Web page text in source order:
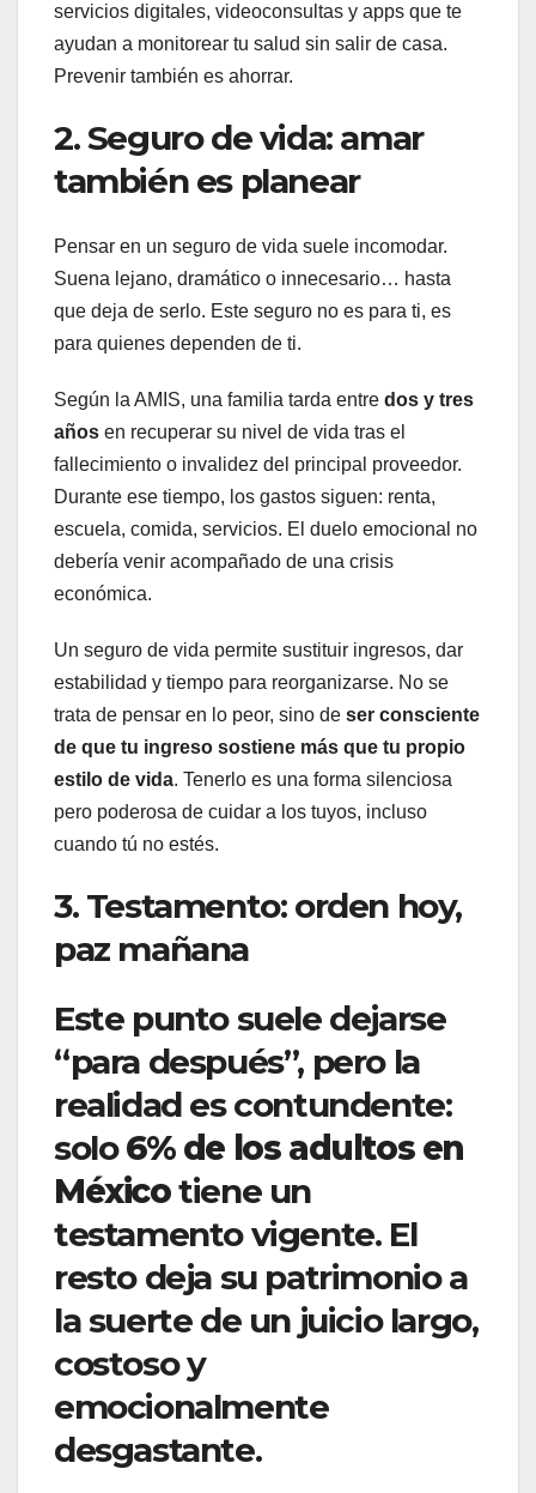
servicios digitales, videoconsultas y apps que te
ayudan a monitorear tu salud sin salir de casa.
Prevenir también es ahorrar.
2. Seguro de vida: amar
también es planear
Pensar en un seguro de vida suele incomodar.
Suena lejano, dramático o innecesario… hasta
que deja de serlo. Este seguro no es para ti, es
para quienes dependen de ti.
Según la AMIS, una familia tarda entre dos y tres
años en recuperar su nivel de vida tras el
fallecimiento o invalidez del principal proveedor.
Durante ese tiempo, los gastos siguen: renta,
escuela, comida, servicios. El duelo emocional no
debería venir acompañado de una crisis
económica.
Un seguro de vida permite sustituir ingresos, dar
estabilidad y tiempo para reorganizarse. No se
trata de pensar en lo peor, sino de ser consciente
de que tu ingreso sostiene más que tu propio
estilo de vida. Tenerlo es una forma silenciosa
pero poderosa de cuidar a los tuyos, incluso
cuando tú no estés.
3. Testamento: orden hoy,
paz mañana
Este punto suele dejarse
“para después”, pero la
realidad es contundente:
solo6% de los adultos en
Méxicotiene un
testamento vigente. El
resto deja su patrimonio a
la suerte de un juicio largo,
costoso y
emocionalmente
desgastante.